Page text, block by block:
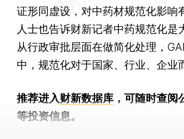
证形同虚设，对中药材规范化影响
人士也告诉财新记者中药规范化是
从行政审批层面在做简化处理，
中，规范化对于国家、行业、企业
推荐进入财新数据库 ，可随时查
等投资信息。